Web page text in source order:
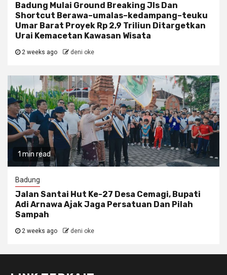
Badung Mulai Ground Breaking Jls Dan
Shortcut Berawa–umalas–kedampang–teuku
Umar Barat Proyek Rp 2,9 Triliun Ditargetkan
Urai Kemacetan Kawasan Wisata
2 weeks ago deni oke
1 min read
Badung
Jalan Santai Hut Ke-27 Desa Cemagi, Bupati
Adi Arnawa Ajak Jaga Persatuan Dan Pilah
Sampah
2 weeks ago deni oke